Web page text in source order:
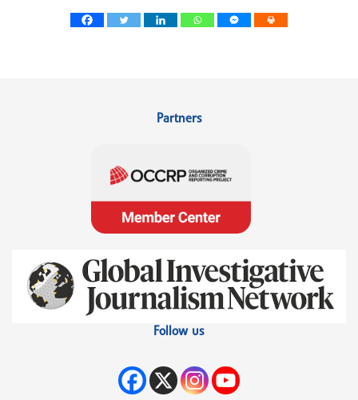
Partners
Follow us